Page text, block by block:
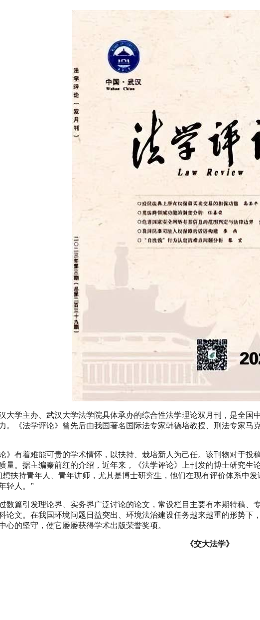
大学主办、武汉大学法学院具体承办的综合性法学理论双月刊，是全
。《法学评论》曾先后由我国著名国际法专家韩德培教授、刑法专家
》有着难能可贵的学术情怀，以扶持、栽培新人为己任。该刊物对于
量。据主编秦前红的介绍，近年来，《法学评论》上刊发的博士研究生
扶持青年人、青年讲师，尤其是博士研究生，他们在现有评价体系中
轻人。”
数篇引发理论界、实务界广泛讨论的论文，常设栏目主要有本期特稿、
论文。在我国环境问题日益突出、环境法治建设任务越来越重的形势
的坚守，使它屡屡获得学术出版荣誉奖项。
《交大法学》